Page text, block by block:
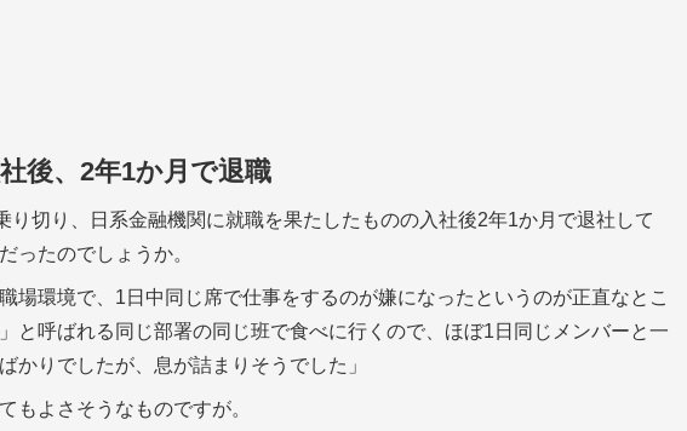
後、2年1か月で退職
り切り、日系金融機関に就職を果たしたものの入社後2年1か月で退社して
ったのでしょうか。
場環境で、1日中同じ席で仕事をするのが嫌になったというのが正直なとこ
と呼ばれる同じ部署の同じ班で食べに行くので、ほぼ1日同じメンバーと一
かりでしたが、息が詰まりそうでした」
もよさそうなものですが。